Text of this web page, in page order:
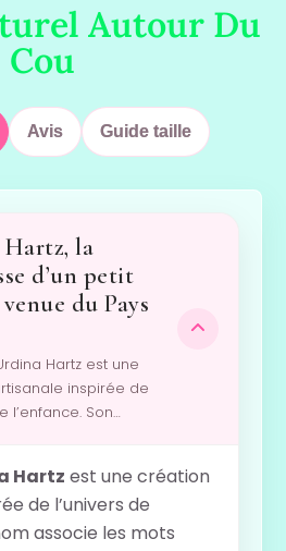
Autour Du
Cou
Avis Guide taille
la
d’un petit
du Pays
Hartz est une
inspirée de
l’enfance. Son…
Hartz est une création
de l’univers de
associe les mots